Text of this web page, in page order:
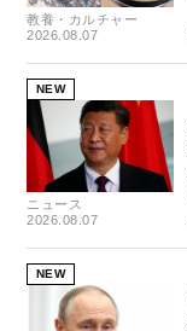
教養・カルチャー
2026.08.07
NEW
ニュース
2026.08.07
NEW